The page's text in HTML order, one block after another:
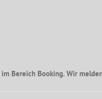
Bereich Booking. Wir